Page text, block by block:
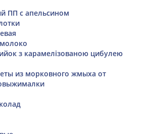
ПП с апельсином
з карамелізованою цибулею
из морковного жмыха от